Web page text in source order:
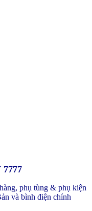
phụ tùng & phụ kiện
và bình điện chính